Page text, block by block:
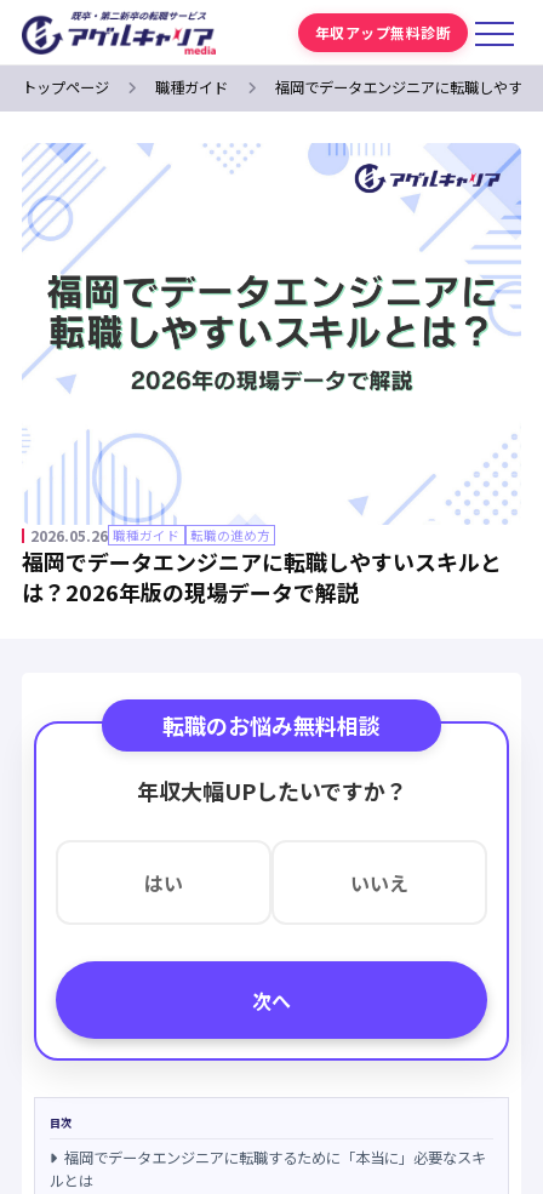
年収アップ無料診断
トップページ 職種ガイド 福岡でデータエンジニアに転職しやす
2026.05.26 職種ガイド 転職の進め方
福岡でデータエンジニアに転職しやすいスキルと
は？2026年版の現場データで解説
転職のお悩み無料相談
年収大幅UPしたいですか？
はい いいえ
次へ
目次
福岡でデータエンジニアに転職するために「本当に」必要なスキ
ルとは